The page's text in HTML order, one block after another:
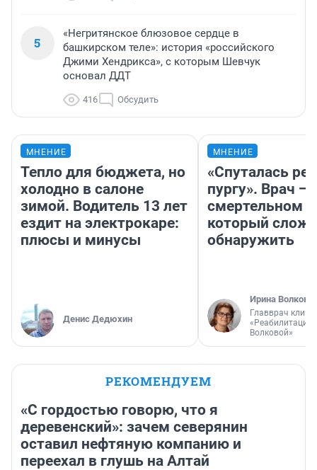
5
«Негритянское блюзовое сердце в
башкирском теле»: история «российского
Джими Хендрикса», с которым Шевчук
основал ДДТ
416 Обсудить
МНЕНИЕ
Тепло для бюджета, но
холодно в салоне
зимой. Водитель 13 лет
ездит на электрокаре:
плюсы и минусы
Денис Дедюхин
МНЕНИЕ
«Спуталась
пургу». Врач —
смертельном
который
обнаружить
Ирина Волкова
Главврач
«Реабилитация
Волковой»
РЕКОМЕНДУЕМ
«С гордостью говорю, что я
деревенский»: зачем северянин
оставил нефтяную компанию и
переехал в глушь на Алтай